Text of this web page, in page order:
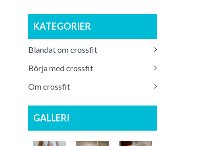
KATEGORIER
Blandat om crossfit
Börja med crossfit
Om crossfit
GALLERI